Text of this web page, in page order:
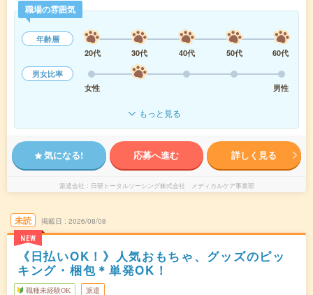
職場の雰囲気
年齢層
20代
30代 40代 50代
60代
男女比率
女性
男性
もっと見る
気になる! 応募へ進む 詳しく見る
派遣会社 日研トータルソーシング株式会社 メディカルケア事業部
未読
NEW
掲載日 2026/08/08
《日払いOK！》人気おもちゃ、グッズのピッ
キング・梱包＊単発OK！
職種未経験OK 派遣